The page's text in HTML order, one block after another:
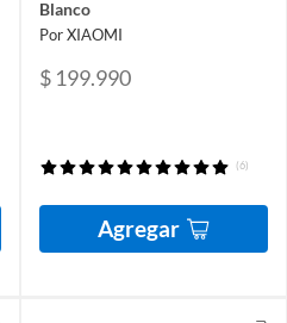
Blanco
Por XIAOMI
$ 199.990
(6)
Agregar